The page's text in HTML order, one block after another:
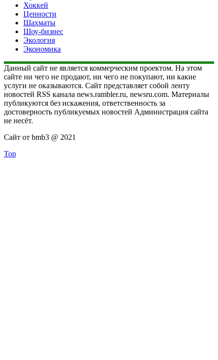
Хоккей
Ценности
Шахматы
Шоу-бизнес
Экология
Экономика
Данный сайт не является коммерческим проектом. На этом
сайте ни чего не продают, ни чего не покупают, ни какие
услуги не оказываются. Сайт представляет собой ленту
новостей RSS канала news.rambler.ru, newsru.com. Материалы
публикуются без искажения, ответственность за
достоверность публикуемых новостей Администрация сайта
не несёт.
Сайт от bmb3 @ 2021
Top